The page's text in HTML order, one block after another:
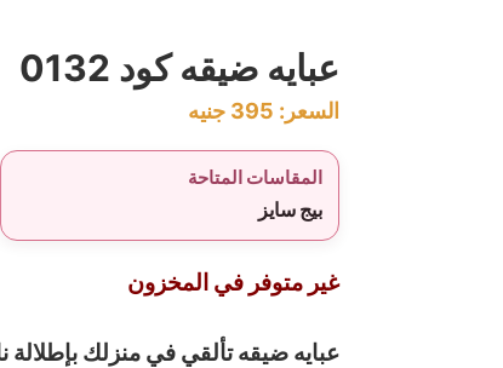
عبايه ضيقه كود 0132
السعر: 395 جنيه
المقاسات المتاحة
بيج سايز
غير متوفر في المخزون
عبايه ضيقه تألقي في منزلك بإطلالة